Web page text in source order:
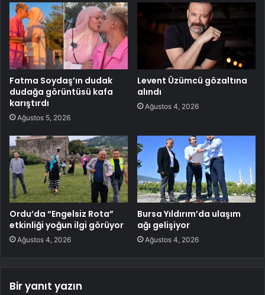
Fatma Soydaş’ın dudak
dudağa görüntüsü kafa
karıştırdı
Ağustos 5, 2026
Levent Üzümcü gözaltına
alındı
Ağustos 4, 2026
Ordu’da “Engelsiz Rota”
etkinliği yoğun ilgi görüyor
Ağustos 4, 2026
Bursa Yıldırım’da ulaşım
ağı gelişiyor
Ağustos 4, 2026
Bir yanıt yazın